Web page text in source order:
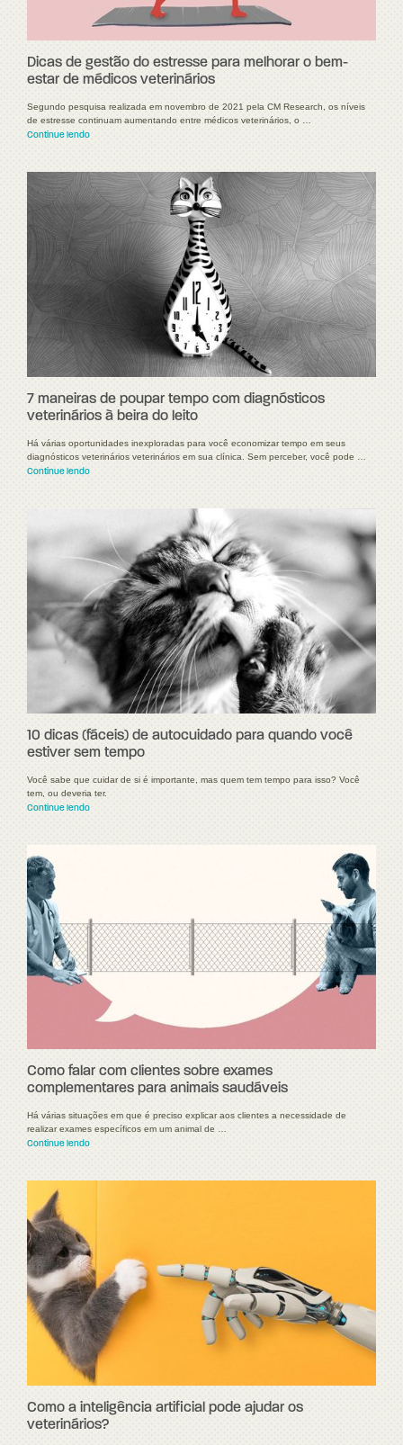
Dicas de gestão do estresse para melhorar o bem-
estar de médicos veterinários
Segundo pesquisa realizada em novembro de 2021 pela CM Research, os níveis
de estresse continuam aumentando entre médicos veterinários, o …
Continue lendo
7 maneiras de poupar tempo com diagnósticos
veterinários à beira do leito
Há várias oportunidades inexploradas para você economizar tempo em seus
diagnósticos veterinários veterinários em sua clínica. Sem perceber, você pode …
Continue lendo
10 dicas (fáceis) de autocuidado para quando você
estiver sem tempo
Você sabe que cuidar de si é importante, mas quem tem tempo para isso? Você
tem, ou deveria ter.
Continue lendo
Como falar com clientes sobre exames
complementares para animais saudáveis
Há várias situações em que é preciso explicar aos clientes a necessidade de
realizar exames específicos em um animal de …
Continue lendo
Como a inteligência artificial pode ajudar os
veterinários?